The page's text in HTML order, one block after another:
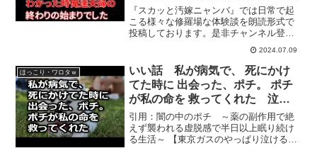
まりでした…
『スカッと汚嫁ニャンバ』では日常で起
こる様々な修羅場な体験談を朗読形式で
投稿しております。是非チャンネル登録
をお願いいたします！#修羅場 #スカッと
#朗読◆再生リスト◆関連動画【修羅場な
話】目を覚ますと精神病院の隔離病棟だ
った。俺「姉貴…...
2024.07.09
ほっこり・ワロタｗ
いい話 私が病気で、 死にかけ
てた時に 出会った、ポチ。 ポチ
が私の命を 救ってくれた 泣け
る話
引用：闇の中のポチ ～薬の副作用で絶
えず襲われる虚脱感で半日以上眠り続け
る生活～ 【東京ガスのやっぱり泣ける